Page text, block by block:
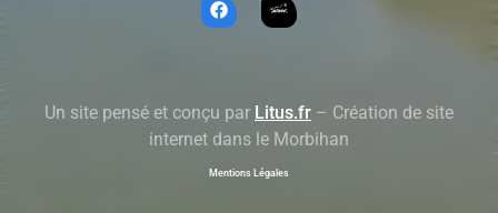
Un site pensé et conçu par Litus.fr – Création de site
internet dans le Morbihan
Mentions Légales